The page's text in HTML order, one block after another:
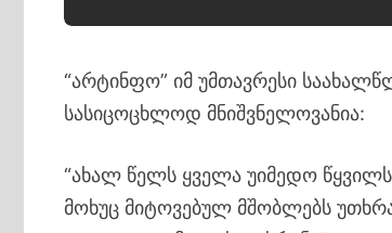
“არტინფო” იმ უმთავრესი
სასიცოცხლოდ მნიშვნელოვანია:
“ახალ წელს ყველა უიმედო
მოხუც მიტოვებულ მშობლებს